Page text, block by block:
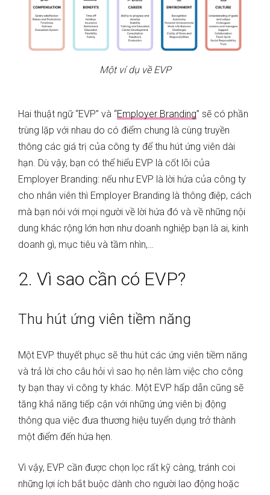
Một ví dụ về EVP
Hai thuật ngữ “EVP” và “Employer Branding” sẽ có phần
trùng lặp với nhau do có điểm chung là cùng truyền
thông các giá trị của công ty để thu hút ứng viên dài
hạn. Dù vậy, bạn có thể hiểu EVP là cốt lõi của
Employer Branding: nếu như EVP là lời hứa của công ty
cho nhân viên thì Employer Branding là thông điệp, cách
mà bạn nói với mọi người về lời hứa đó và về những nội
dung khác rộng lớn hơn như doanh nghiệp bạn là ai, kinh
doanh gì, mục tiêu và tầm nhìn,…
2. Vì sao cần có EVP?
Thu hút ứng viên tiềm năng
Một EVP thuyết phục sẽ thu hút các ứng viên tiềm năng
và trả lời cho câu hỏi vì sao họ nên làm việc cho công
ty bạn thay vì công ty khác. Một EVP hấp dẫn cũng sẽ
tăng khả năng tiếp cận với những ứng viên bị động
thông qua việc đưa thương hiệu tuyển dụng trở thành
một điểm đến hứa hẹn.
Vì vậy, EVP cần được chọn lọc rất kỹ càng, tránh coi
những lợi ích bắt buộc dành cho người lao động hoặc